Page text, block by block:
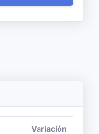
Variación